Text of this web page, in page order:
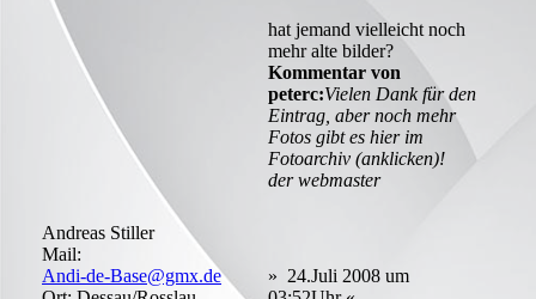
hat jemand vielleicht noch
mehr alte bilder?
Kommentar von
peterc:Vielen Dank für den
Eintrag, aber noch mehr
Fotos gibt es hier im
Fotoarchiv (anklicken)!
der webmaster
Andreas Stiller
Mail:
Andi-de-Base@gmx.de
» 24.Juli 2008 um